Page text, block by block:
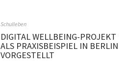
Schulleben
DIGITAL WELLBEING-PROJEKT
ALS PRAXISBEISPIEL IN BERLIN
VORGESTELLT